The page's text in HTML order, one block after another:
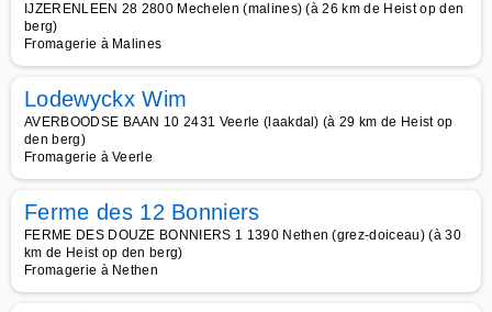
IJZERENLEEN 28 2800 Mechelen (malines) (à 26 km de Heist op den
berg)
Fromagerie à Malines
Lodewyckx Wim
AVERBOODSE BAAN 10 2431 Veerle (laakdal) (à 29 km de Heist op
den berg)
Fromagerie à Veerle
Ferme des 12 Bonniers
FERME DES DOUZE BONNIERS 1 1390 Nethen (grez-doiceau) (à 30
km de Heist op den berg)
Fromagerie à Nethen